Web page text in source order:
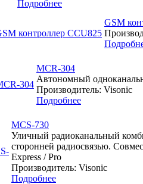
Подробнее
GSM
MCR-304
Автономный
Производитель: Visonic
Подробнее
MCS-730
Уличный радиоканальный
сторонней радиосвязью.
Express / Pro
Производитель: Visonic
Подробнее